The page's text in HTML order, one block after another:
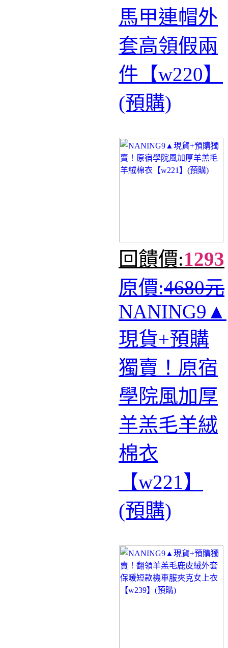
馬甲連帽外
套高領假兩
件【w220】
(預購)
回饋價:1293
原價:4680元
NANING9▲
現貨+預購
獨賣！原宿
學院風加厚
羊羔毛羊絨
棉衣
【w221】
(預購)